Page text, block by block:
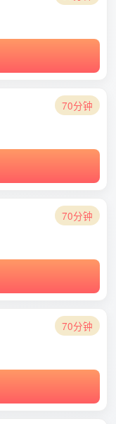
70分钟
70分钟
70分钟